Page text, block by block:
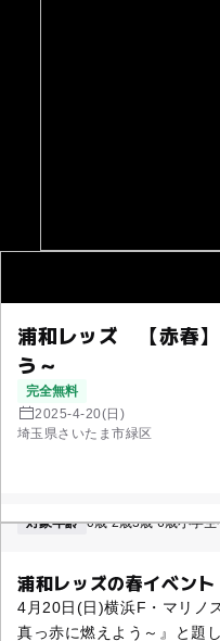
浦和レッズ 【赤春
う～
完全無料
2025-4-20(日)
埼玉県さいたま市緑区
対象年齢 0歳-2歳3歳-6歳小学生
浦和レッズの春イベン
4月20日(日)横浜F・マリノ
真っ赤に燃えよう～』と題